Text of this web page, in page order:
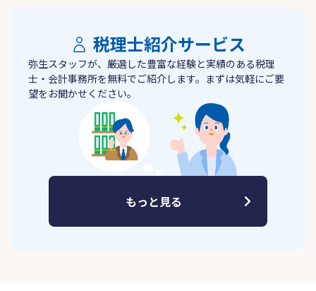
税理士紹介サービス
弥生スタッフが、厳選した豊富な経験と実績のある税理
士・会計事務所を無料でご紹介します。まずは気軽にご要
望をお聞かせください。
もっと見る